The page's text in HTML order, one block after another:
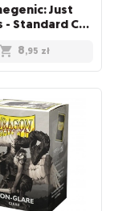
Just
Sleeves - Standard Card Game Sleeves (66x91 mm), 50 sztuk
8,95 zł